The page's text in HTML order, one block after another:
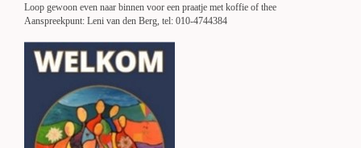
Loop gewoon even naar binnen voor een praatje met koffie of thee
Aanspreekpunt: Leni van den Berg, tel: 010-4744384